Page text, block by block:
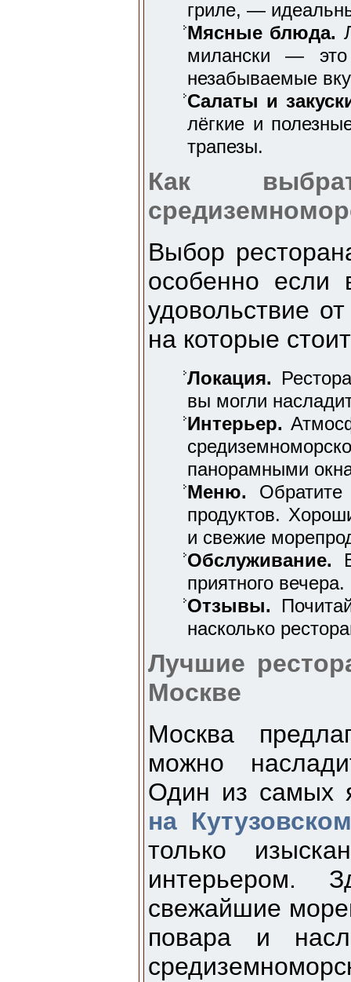
гриле, —
Мясные блюда.
милански —
незабываемые
Салаты и
лёгкие и
трапезы.
Как
Выбор
особенно если
удовольствие
на которые
Локация.
вы могли
Интерьер.
панорамными
Меню.
продуктов.
и свежие
Обслуживание.
приятного вечера.
Отзывы.
насколько
Лучшие
Москве
Москва
можно
Один из самых
на
только
интерьером.
свежайшие
повара и